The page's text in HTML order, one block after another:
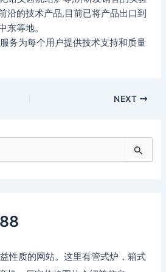
性质的网站。这里有管式炉，箱式
沿的技术产品,目前已将产品出口到
东等地。
务为每个用户提供技术支持和质量
NEXT